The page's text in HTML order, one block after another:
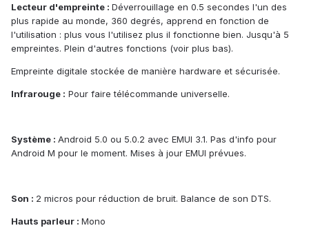
Lecteur d'empreinte : Déverrouillage en 0.5 secondes l'un des
plus rapide au monde, 360 degrés, apprend en fonction de
l'utilisation : plus vous l'utilisez plus il fonctionne bien. Jusqu'à 5
empreintes. Plein d'autres fonctions (voir plus bas).
Empreinte digitale stockée de manière hardware et sécurisée.
Infrarouge : Pour faire télécommande universelle.
Système : Android 5.0 ou 5.0.2 avec EMUI 3.1. Pas d'info pour
Android M pour le moment. Mises à jour EMUI prévues.
Son : 2 micros pour réduction de bruit. Balance de son DTS.
Hauts parleur : Mono